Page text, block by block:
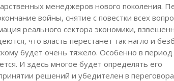
менеджеров нового поколения.
войны, снятие с повестки всех
реального сектора экономики,
что власть перестанет так нагло и
будет очень тяжело. Особенно в период
И здесь многое будет определять его
решений и убедителен в